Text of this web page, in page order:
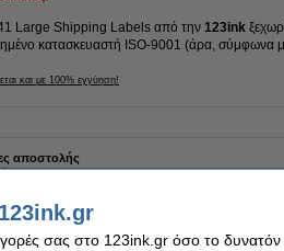
Large Shipping Labels από την 123ink
κατασκευαστή ISO-9001 (άρα, σύμφωνα
και με 100% εγγύηση!
αποστολής
labels
σας στο 123ink.gr όσο το δυνατόν